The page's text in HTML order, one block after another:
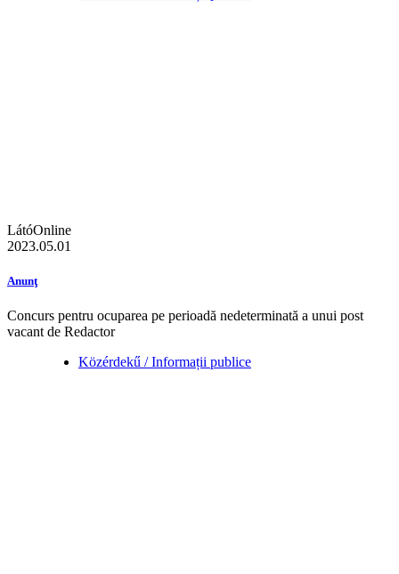
LátóOnline
2023.05.01
Anunţ
Concurs pentru ocuparea pe perioadă nedeterminată a unui post
vacant de Redactor
Közérdekű / Informații publice